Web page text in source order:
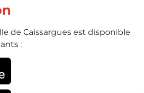
de Caissargues est disponible
: